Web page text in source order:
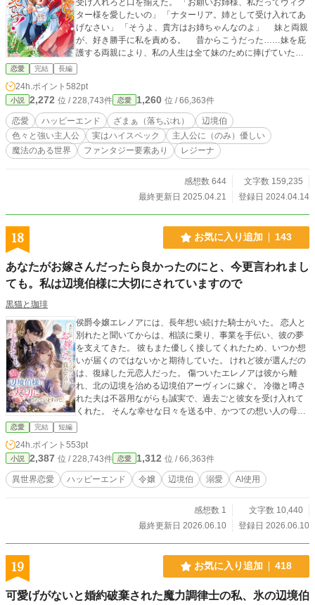
受け入れろと口を揃えた。 「お願いお姉様、私だってヴィク
ター様を愛したいの」 「ナターリア。姉として受け入れてあ
げなさい」 「そうよ、貴方はお姉ちゃんなのよ」 妹と両親
が、好き勝手に私を責める。 昔からこうだった……妹を庇
護する両親により、私の人生は全て妹のために捧げていた。
まるで、妹の召使のような半生だった。 ようやくヴィク
ターと結婚して、解放されたと思っていたのに。 彼を愛し
て、支え続けてきたのに…… 「ナターリア。これからは妹と
一緒に幸せになろう」 夫である貴方が私を裏切っておきな
がら、そんな言葉を吐くのなら。 もう、いいです。 「それ
なら、私が出て行きます」 …… 「「「……え？」」」
予想をしていなかったのか、皆が固まっている。 でも、も
う私の考えは変わらない。 撤回はしない、決意は固めた。
さん、もう関わらないでくださいね。 ◇◇◇◇◇◇
設定はゆるめです。 読んでくださると嬉しいです。
恋愛 完結 長編
24h.ポイント 582pt
小説 2,272 位 / 228,743件 恋愛 1,260 位 / 66,363件
恋愛 ハッピーエンド ざまぁ（落ちぶれ）
辺境伯
色々と強い主人公
実はハイスペック
主人公に（のみ）優しい
魔法のある世界
ファンタジー要素あり レジーナ
感想数 644
文字数 159,235
最終更新日 2025.04.21
登録日 2024.04.14
18 お気に入り追加 143
あなたがお嫁さんだったら良かったのにと、今更言われまし
ても。私は辺境伯様に大切にされていますので
黒猫と珈琲
侯爵令嬢エレノアには、長年想い続けた騎士がいた。 恋人と
別れたと聞いてからは、相談に乗り、事業を手伝い、彼の夢
を支えてきた。 彼もまた優しく接してくれたため、いつか想
いが届くのではないかと期待していた。 けれど彼が選んだの
は、復縁した元恋人だった。 傷ついたエレノアは彼から離
れ、北の辺境を治める辺境伯アーヴィンに嫁ぐ。 冷徹と噂さ
れた夫は不器用ながらも誠実で、過去ごと彼女を受け入れて
くれた。 そんな幸せな日々を送る中、かつての想い人の母か
ら手紙が届く。 『本当に、あなたがお嫁さんだったら良かっ
たのに』 ――今更ですか？ 私はもう、辺境伯様に大切にされ
ていますので。 選ばれなかった令嬢が、本当に自分を大切に
してくれる人と幸せになる異世界恋愛。
恋愛 完結 短編
24h.ポイント 553pt
小説 2,387 位 / 228,743件 恋愛 1,312 位 / 66,363件
異世界恋愛 ハッピーエンド 令嬢 辺境伯 溺愛 AI使用
感想数 1
文字数 10,440
最終更新日 2026.06.10
登録日 2026.06.10
19 お気に入り追加 418
可愛げがないと婚約破棄された魔力調律士の私、氷の辺境伯